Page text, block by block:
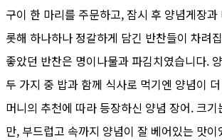
구이 한 마리를 주문하고, 잠시 후 양념게장
롯해 하나하나 정갈하게 담긴 반찬들이 차려
좋았던 반찬은 명이나물과 파김치였습니다.
두 가지 중 밥과 함께 식사로 먹기엔 양념이
머니의 추천에 따라 등장하신 양념 장어. 크
만, 부드럽고 속까지 양념이 잘 베어있는 맛이